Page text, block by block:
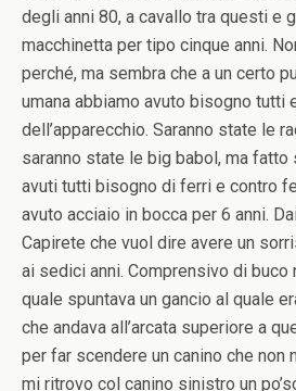
degli anni 80, a cavallo tra questi e
macchinetta per tipo cinque anni.
perché, ma sembra che a un certo
umana abbiamo avuto bisogno tutti
dell’apparecchio. Saranno state le
saranno state le big babol, ma fatto
avuti tutti bisogno di ferri e contro
avuto acciaio in bocca per 6 anni.
Capirete che vuol dire avere un
ai sedici anni. Comprensivo di buco
quale spuntava un gancio al quale
che andava all’arcata superiore a
per far scendere un canino che non
mi ritrovo col canino sinistro un